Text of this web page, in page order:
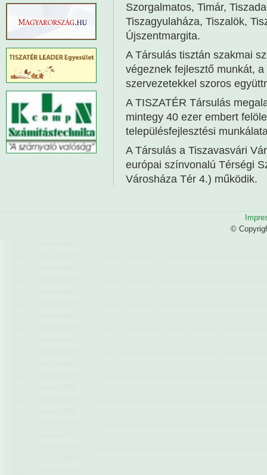
Szorgalmatos, Timár,
Tiszagyulaháza, Tiszalök,
Újszentmargita.
A Társulás tisztán szakmai
végeznek fejlesztő munkát,
szervezetekkel szoros
A TISZATÉR Társulás
mintegy 40 ezer embert
településfejlesztési
A Társulás a Tiszavasvári
európai színvonalú Térségi
Városháza Tér 4.) működik.
©